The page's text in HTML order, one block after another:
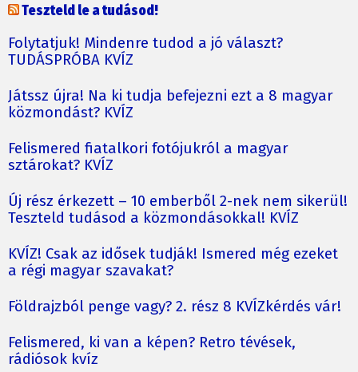
Teszteld le a tudásod!
Folytatjuk! Mindenre tudod a jó választ?
TUDÁSPRÓBA KVÍZ
Játssz újra! Na ki tudja befejezni ezt a 8 magyar
közmondást? KVÍZ
Felismered fiatalkori fotójukról a magyar
sztárokat? KVÍZ
Új rész érkezett – 10 emberből 2-nek nem sikerül!
Teszteld tudásod a közmondásokkal! KVÍZ
KVÍZ! Csak az idősek tudják! Ismered még ezeket
a régi magyar szavakat?
Földrajzból penge vagy? 2. rész 8 KVÍZkérdés vár!
Felismered, ki van a képen? Retro tévések,
rádiósok kvíz